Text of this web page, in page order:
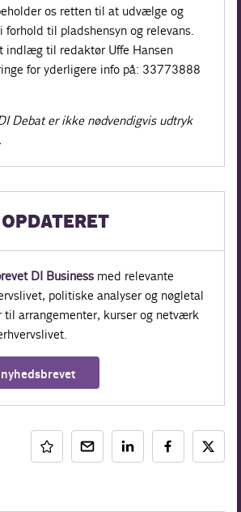
os retten til at udvælge og
til pladshensyn og relevans.
indlæg til redaktør Uffe Hansen
for yderligere info på: 33773888
Debat er ikke nødvendigvis udtryk
DI Business med relevante
politiske analyser og nøgletal
arrangementer, kurser og netværk